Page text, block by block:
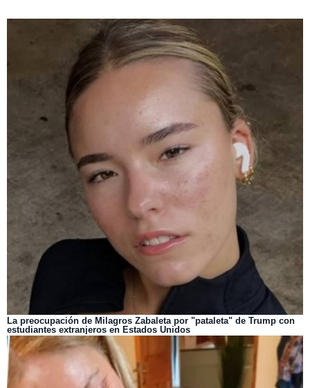
La preocupación de Milagros Zabaleta por "pataleta" de Trump con
estudiantes extranjeros en Estados Unidos